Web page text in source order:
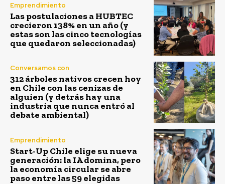
Emprendimiento
Las postulaciones a HUBTEC
crecieron 138% en un año (y
estas son las cinco tecnologías
que quedaron seleccionadas)
Conversamos con
312 árboles nativos crecen hoy
en Chile con las cenizas de
alguien (y detrás hay una
industria que nunca entró al
debate ambiental)
Emprendimiento
Start-Up Chile elige su nueva
generación: la IA domina, pero
la economía circular se abre
paso entre las 59 elegidas